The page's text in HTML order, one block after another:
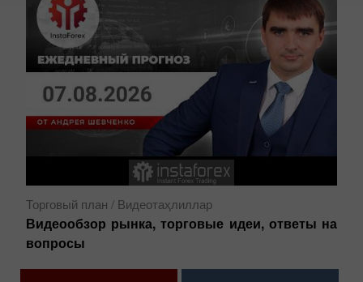
Торговый план
Видеообзор рынка, торговые идеи, ответы на